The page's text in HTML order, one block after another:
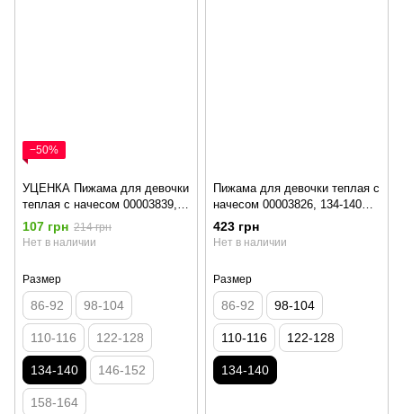
−50%
УЦЕНКА Пижама для девочки
теплая с начесом 00003839,
134-140 см, 8-9 лет
107 грн 214 грн
Нет в наличии
Размер
86-92 98-104
110-116 122-128
134-140 146-152
158-164
Пижама для девочки теплая с
начесом 00003826, 134-140
см, 8-9 лет
423 грн
Нет в наличии
Размер
86-92 98-104
110-116 122-128
134-140